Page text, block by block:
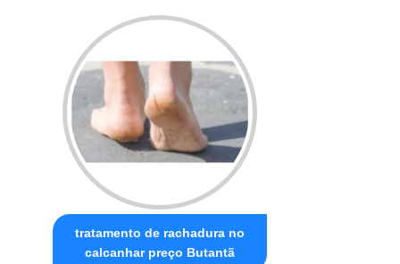
tratamento de rachadura no
calcanhar preço Butantã